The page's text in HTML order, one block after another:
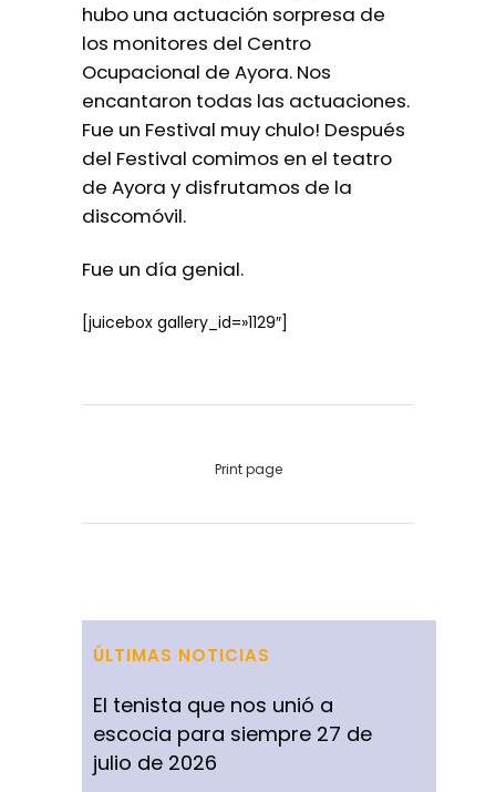
hubo una actuación sorpresa de
los monitores del Centro
Ocupacional de Ayora. Nos
encantaron todas las actuaciones.
Fue un Festival muy chulo! Después
del Festival comimos en el teatro
de Ayora y disfrutamos de la
discomóvil.
Fue un día genial.
[juicebox gallery_id=»1129″]
Print page
ÚLTIMAS NOTICIAS
El tenista que nos unió a
escocia para siempre 27 de
julio de 2026